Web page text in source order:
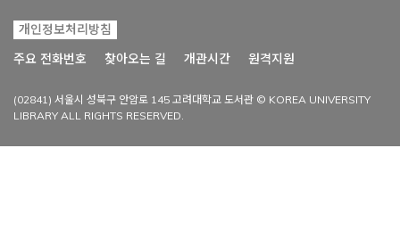
개인정보처리방침
주요 전화번호
찾아오는 길 개관시간 원격지원
(02841) 서울시 성북구 안암로 145 고려대학교 도서관 © KOREA UNIVERSITY
LIBRARY ALL RIGHTS RESERVED.